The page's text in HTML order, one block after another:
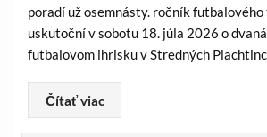
poradí už osemnásty. ročník futbalového
uskutoční v sobotu 18. júla 2026 o
futbalovom ihrisku v Stredných
Čítať viac